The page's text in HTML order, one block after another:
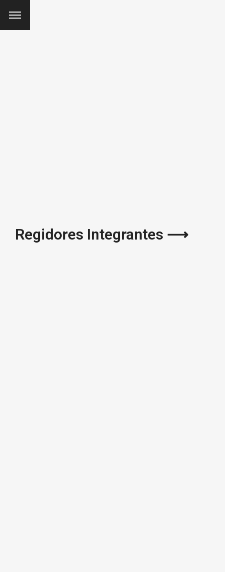
Regidores Integrantes ⟶